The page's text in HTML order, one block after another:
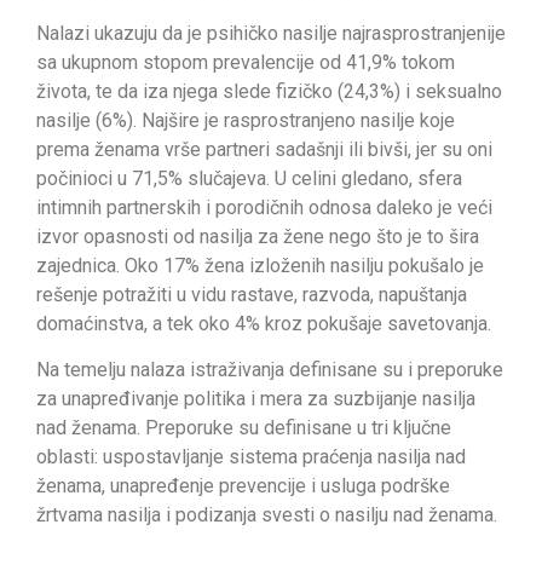
Nalazi ukazuju da je psihičko nasilje najrasprostranjenije
sa ukupnom stopom prevalencije od 41,9% tokom
života, te da iza njega slede fizičko (24,3%) i seksualno
nasilje (6%). Najšire je rasprostranjeno nasilje koje
prema ženama vrše partneri sadašnji ili bivši, jer su oni
počinioci u 71,5% slučajeva. U celini gledano, sfera
intimnih partnerskih i porodičnih odnosa daleko je veći
izvor opasnosti od nasilja za žene nego što je to šira
zajednica. Oko 17% žena izloženih nasilju pokušalo je
rešenje potražiti u vidu rastave, razvoda, napuštanja
domaćinstva, a tek oko 4% kroz pokušaje savetovanja.
Na temelju nalaza istraživanja definisane su i preporuke
za unapređivanje politika i mera za suzbijanje nasilja
nad ženama. Preporuke su definisane u tri ključne
oblasti: uspostavljanje sistema praćenja nasilja nad
ženama, unapređenje prevencije i usluga podrške
žrtvama nasilja i podizanja svesti o nasilju nad ženama.